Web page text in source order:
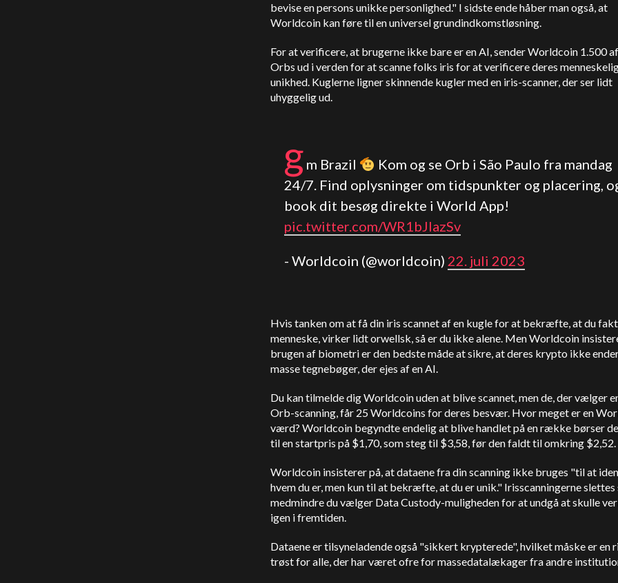
bevise en persons unikke personlighed." I sidste ende håber man også, at
Worldcoin kan føre til en universel grundindkomstløsning.
For at verificere, at brugerne ikke bare er en AI, sender Worldcoin 1.500
Orbs ud i verden for at scanne folks iris for at verificere deres
unikhed. Kuglerne ligner skinnende kugler med en iris-scanner, der ser lidt
uhyggelig ud.
g m Brazil
Kom og se Orb i São Paulo fra mandag
24/7. Find oplysninger om tidspunkter og placering,
book dit besøg direkte i World App!
pic.twitter.com/WR1bJIazSv
- Worldcoin (@worldcoin) 22. juli 2023
Hvis tanken om at få din iris scannet af en kugle for at bekræfte, at du
menneske, virker lidt orwellsk, så er du ikke alene. Men Worldcoin
brugen af biometri er den bedste måde at sikre, at deres krypto ikke
masse tegnebøger, der ejes af en AI.
Du kan tilmelde dig Worldcoin uden at blive scannet, men de, der vælger
Orb-scanning, får 25 Worldcoins for deres besvær. Hvor meget er en
værd? Worldcoin begyndte endelig at blive handlet på en række børser
til en startpris på $1,70, som steg til $3,58, før den faldt til omkring $2,52.
Worldcoin insisterer på, at dataene fra din scanning ikke bruges "til at
hvem du er, men kun til at bekræfte, at du er unik." Irisscanningerne
medmindre du vælger Data Custody-muligheden for at undgå at skulle
igen i fremtiden.
Dataene er tilsyneladende også "sikkert krypterede", hvilket måske er en
trøst for alle, der har været ofre for massedatalækager fra andre